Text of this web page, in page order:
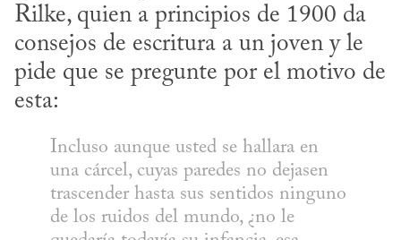
Rilke, quien a principios de 1900 da
consejos de escritura a un joven y le
pide que se pregunte por el motivo de
esta:
Incluso aunque usted se hallara en
una cárcel, cuyas paredes no dejasen
trascender hasta sus sentidos ninguno
de los ruidos del mundo, ¿no le